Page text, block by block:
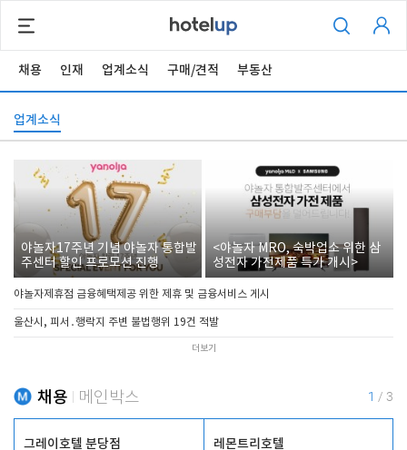
채용 인재 업계소식 구매/견적 부동산
업계소식
야놀자17주년 기념 야놀자 통합발
주센터 할인 프로모션 진행
<야놀자 MRO, 숙박업소 위한 삼
성전자 가전제품 특가 개시>
야놀자제휴점 금융혜택제공 위한 제휴 및 금융서비스 게시
울산시, 피서․행락지 주변 불법행위 19건 적발
더보기
채용 메인박스 1 / 3
그레이호텔 분당점 레몬트리호텔